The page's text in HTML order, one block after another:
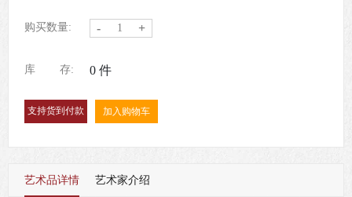
购买数量: - +
库 存: 0 件
加入购物车
艺术品详情 艺术家介绍